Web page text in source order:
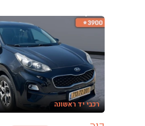
רכבי יד ראשונה